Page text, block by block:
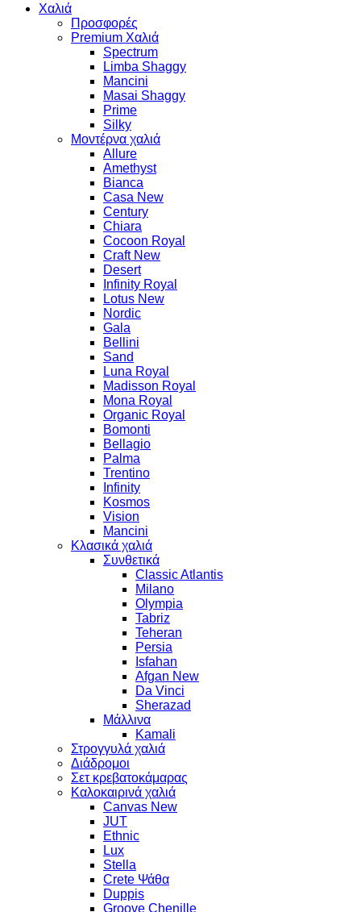
Χαλιά
Προσφορές
Premium Χαλιά
Spectrum
Limba Shaggy
Mancini
Masai Shaggy
Prime
Silky
Μοντέρνα χαλιά
Allure
Amethyst
Bianca
Casa New
Century
Chiara
Cocoon Royal
Craft New
Desert
Infinity Royal
Lotus New
Nordic
Gala
Bellini
Sand
Luna Royal
Madisson Royal
Mona Royal
Organic Royal
Bomonti
Bellagio
Palma
Trentino
Infinity
Kosmos
Vision
Mancini
Κλασικά χαλιά
Συνθετικά
Classic Atlantis
Milano
Olympia
Tabriz
Teheran
Persia
Isfahan
Afgan New
Da Vinci
Sherazad
Μάλλινα
Kamali
Στρογγυλά χαλιά
Διάδρομοι
Σετ κρεβατοκάμαρας
Καλοκαιρινά χαλιά
Canvas New
JUT
Ethnic
Lux
Stella
Crete Ψάθα
Duppis
Groove Chenille